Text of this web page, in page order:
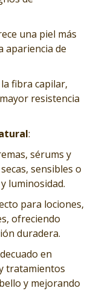
una piel más
apariencia de
fibra capilar,
resistencia
:
sérums y
sensibles o
luminosidad.
para lociones,
ofreciendo
duradera.
en
tratamientos
y mejorando